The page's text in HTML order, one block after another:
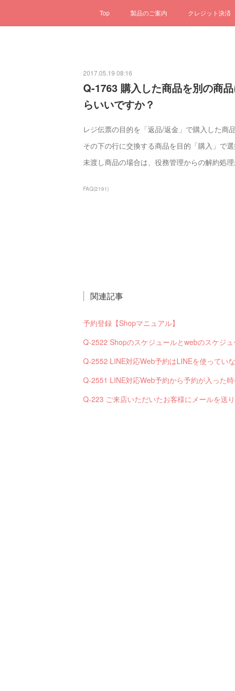
Top 製品のご案内 クレジット決済
2017.05.19 08:16
Q-1763 購入した商品を別の商
らいいですか？
レジ伝票の目的を「返品/返金」で購入した商
その下の行に交換する商品を目的「購入」で
未渡し商品の場合は、役務管理からの解約処理
FAQ(2191)
関連記事
予約登録【Shopマニュアル】
Q-2522 Shopのスケジュールとwebのスケジ
Q-2552 LINE対応Web予約はLINEを使ってい
Q-223 ご来店いただいたお客様にメールを送